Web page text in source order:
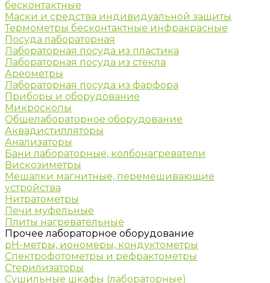
бесконтактные
Маски и средства индивидуальной защиты
Термометры бесконтактные инфракрасные
Посуда лабораторная
Лабораторная посуда из пластика
Лабораторная посуда из стекла
Ареометры
Лабораторная посуда из фарфора
Приборы и оборудование
Микроскопы
Общелабораторное оборудование
Аквадистилляторы
Анализаторы
Бани лабораторные, колбонагреватели
Вискозиметры
Мешалки магнитные, перемешивающие
устройства
Нитратометры
Печи муфельные
Плиты нагревательные
Прочее лабораторное оборудование
рН-метры, иономеры, кондуктометры
Спектрофотометры и рефрактометры
Стерилизаторы
Сушильные шкафы (лабораторные)